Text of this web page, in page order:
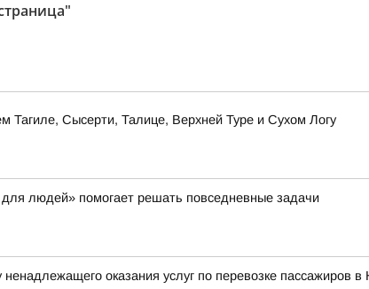
Сысерти, Талице, Верхней Туре и Сухом Логу
людей» помогает решать повседневные задачи
оказания услуг по перевозке пассажиров